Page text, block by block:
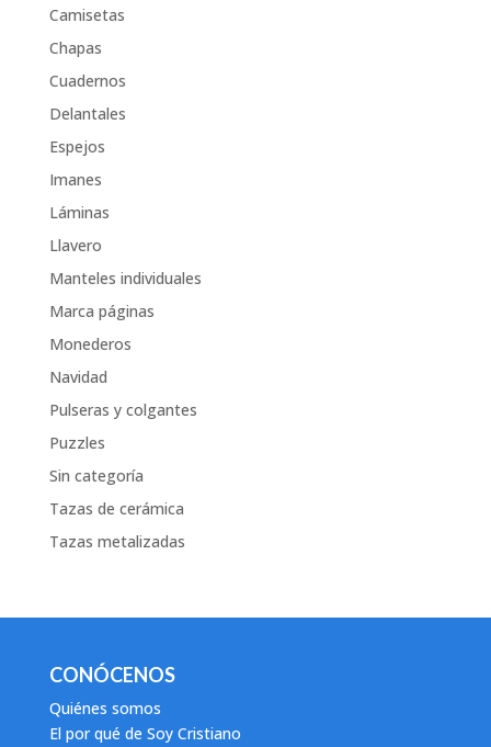
Camisetas
Chapas
Cuadernos
Delantales
Espejos
Imanes
Láminas
Llavero
Manteles individuales
Marca páginas
Monederos
Navidad
Pulseras y colgantes
Puzzles
Sin categoría
Tazas de cerámica
Tazas metalizadas
CONÓCENOS
Quiénes somos
El por qué de Soy Cristiano